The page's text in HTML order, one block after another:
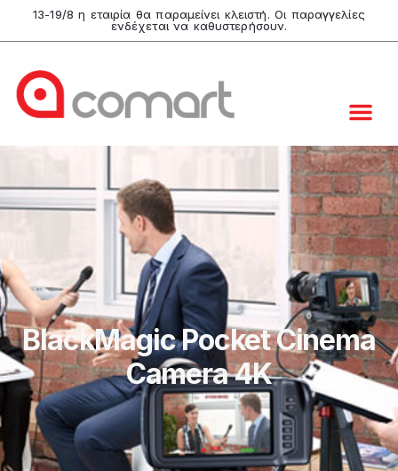
13-19/8 η εταιρία θα παραμείνει κλειστή. Οι παραγγελίες
ενδέχεται να καθυστερήσουν.
BlackMagic Pocket Cinema
Camera 4K